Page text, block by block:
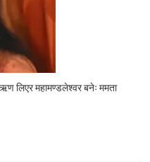
लिएर महामण्डलेश्वर बनेः ममता